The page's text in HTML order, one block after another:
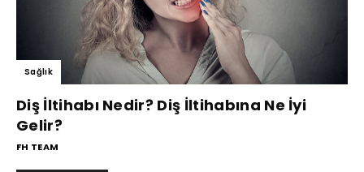
Sağlık
Diş İltihabı Nedir? Diş İltihabına Ne İyi
Gelir?
FH TEAM